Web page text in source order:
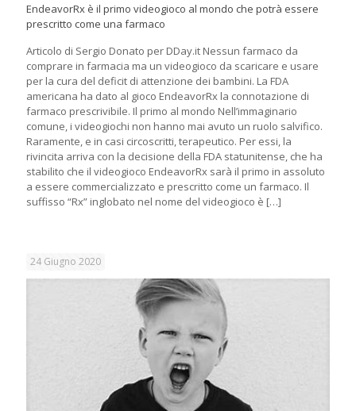
EndeavorRx è il primo videogioco al mondo che potrà essere
prescritto come una farmaco
Articolo di Sergio Donato per DDay.it Nessun farmaco da
comprare in farmacia ma un videogioco da scaricare e usare
per la cura del deficit di attenzione dei bambini. La FDA
americana ha dato al gioco EndeavorRx la connotazione di
farmaco prescrivibile. Il primo al mondo Nell’immaginario
comune, i videogiochi non hanno mai avuto un ruolo salvifico.
Raramente, e in casi circoscritti, terapeutico. Per essi, la
rivincita arriva con la decisione della FDA statunitense, che ha
stabilito che il videogioco EndeavorRx sarà il primo in assoluto
a essere commercializzato e prescritto come un farmaco. Il
suffisso “Rx” inglobato nel nome del videogioco è […]
24 Giugno 2020